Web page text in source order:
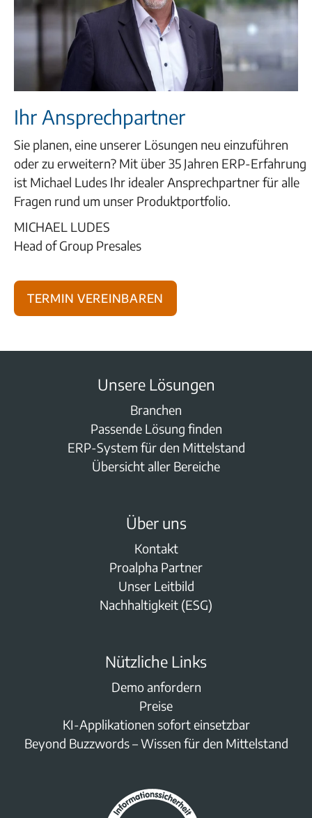
Ihr Ansprechpartner
Sie planen, eine unserer Lösungen neu einzuführen
oder zu erweitern? Mit über 35 Jahren ERP-Erfahrung
ist Michael Ludes Ihr idealer Ansprechpartner für alle
Fragen rund um unser Produktportfolio.
MICHAEL LUDES
Head of Group Presales
Termin vereinbaren
Unsere Lösungen
Branchen
Passende Lösung finden
ERP-System für den Mittelstand
Übersicht aller Bereiche
Über uns
Kontakt
Proalpha Partner
Unser Leitbild
Nachhaltigkeit (ESG)
Nützliche Links
Demo anfordern
Preise
KI-Applikationen sofort einsetzbar
Beyond Buzzwords – Wissen für den Mittelstand